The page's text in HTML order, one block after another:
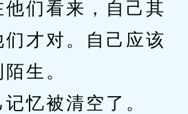
们看来，自己其
才对。自己应该
生。
被清空了。